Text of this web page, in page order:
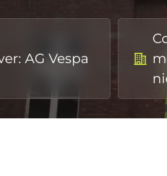
AG Vespa